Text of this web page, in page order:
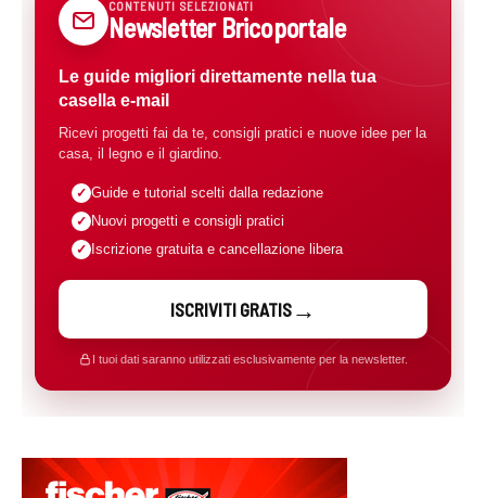
CONTENUTI SELEZIONATI
Newsletter Bricoportale
Le guide migliori direttamente nella tua
casella e-mail
Ricevi progetti fai da te, consigli pratici e nuove idee per la
casa, il legno e il giardino.
Guide e tutorial scelti dalla redazione
Nuovi progetti e consigli pratici
Iscrizione gratuita e cancellazione libera
ISCRIVITI GRATIS
I tuoi dati saranno utilizzati esclusivamente per la newsletter.